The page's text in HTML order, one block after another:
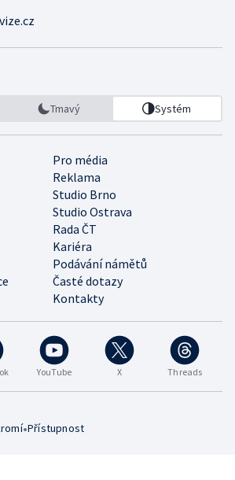
Tmavý Systém
Pro média
Reklama
Studio Brno
Studio Ostrava
Rada ČT
Kariéra
Podávání námětů
Časté dotazy
Kontakty
YouTube X Threads
•Přístupnost